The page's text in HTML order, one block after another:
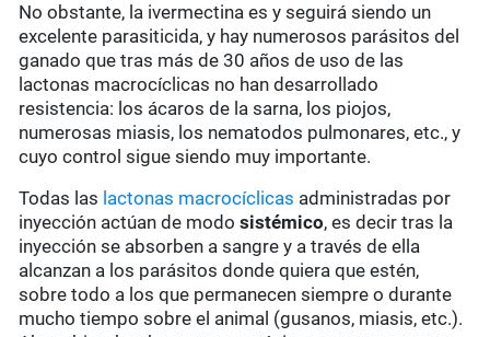
No obstante, la ivermectina es y seguirá siendo un
excelente parasiticida, y hay numerosos parásitos del
ganado que tras más de 30 años de uso de las
lactonas macrocíclicas no han desarrollado
resistencia: los ácaros de la sarna, los piojos,
numerosas miasis, los nematodos pulmonares, etc., y
cuyo control sigue siendo muy importante.
Todas las lactonas macrocíclicas administradas por
inyección actúan de modosistémico, es decir tras la
inyección se absorben a sangre y a través de ella
alcanzan a los parásitos donde quiera que estén,
sobre todo a los que permanecen siempre o durante
mucho tiempo sobre el animal (gusanos, miasis, etc.).